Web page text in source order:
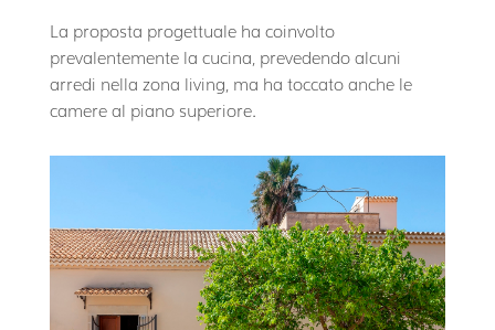
La proposta progettuale ha coinvolto
prevalentemente la cucina, prevedendo alcuni
arredi nella zona living, ma ha toccato anche le
camere al piano superiore.